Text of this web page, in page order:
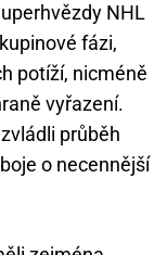
NHL
fázi,
potíží, nicméně
vyřazení.
průběh
o necennější